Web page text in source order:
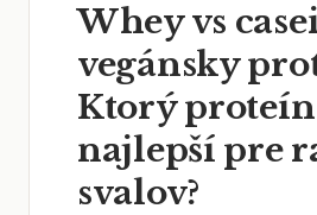
Whey vs
vegánsky
Ktorý
najlepší pre
svalov?